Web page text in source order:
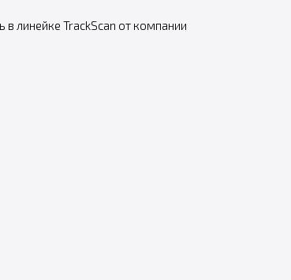
линейке TrackScan от компании